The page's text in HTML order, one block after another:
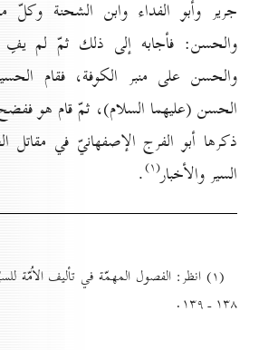
جرير وأبو الفداء وابن الشحنة
والحسن: فأجابه إلى ذلك ثمّ لم يفِ
والحسن على منبر الكوفة، فقام
الحسن (عليهما السلام)، ثمّ قام هو
ذكرها أبو الفرج الإصفهانيّ في مقاتل
السير والأخبار(۱) .
(۱) انظر: الفصول المهمّة في تأليف الاُمّة
۱۳۸ ـ ۱۳۹.